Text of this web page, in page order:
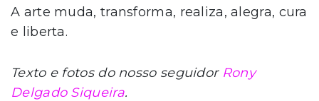
A arte muda, transforma, realiza, alegra, cura
e liberta.
Texto e fotos do nosso seguidor Rony
Delgado Siqueira.